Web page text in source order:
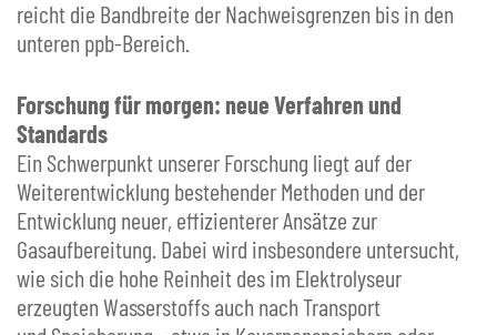
reicht die Bandbreite der Nachweisgrenzen bis in den
unteren ppb-Bereich.
Forschung für morgen: neue Verfahren und
Standards
Ein Schwerpunkt unserer Forschung liegt auf der
Weiterentwicklung bestehender Methoden und der
Entwicklung neuer, effizienterer Ansätze zur
Gasaufbereitung. Dabei wird insbesondere untersucht,
wie sich die hohe Reinheit des im Elektrolyseur
erzeugten Wasserstoffs auch nach Transport